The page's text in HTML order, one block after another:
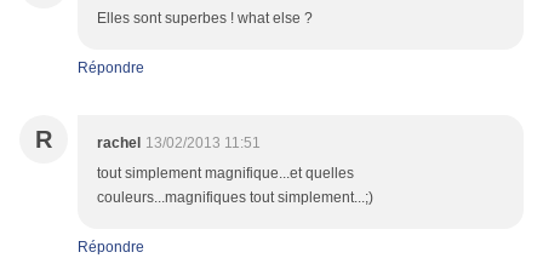
Elles sont superbes ! what else ?
Répondre
R rachel 13/02/2013 11:51
tout simplement magnifique...et quelles
couleurs...magnifiques tout simplement...;)
Répondre